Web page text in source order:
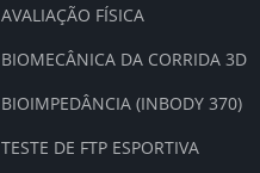
AVALIAÇÃO FÍSICA
BIOMECÂNICA DA CORRIDA 3D
BIOIMPEDÂNCIA (INBODY 370)
TESTE DE FTP ESPORTIVA